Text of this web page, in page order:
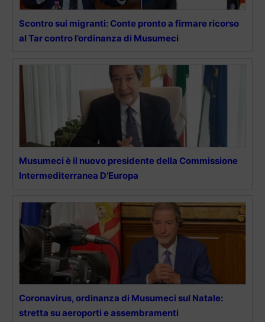
Scontro sui migranti: Conte pronto a firmare ricorso
al Tar contro l’ordinanza di Musumeci
Musumeci è il nuovo presidente della Commissione
Intermediterranea D’Europa
Coronavirus, ordinanza di Musumeci sul Natale:
stretta su aeroporti e assembramenti